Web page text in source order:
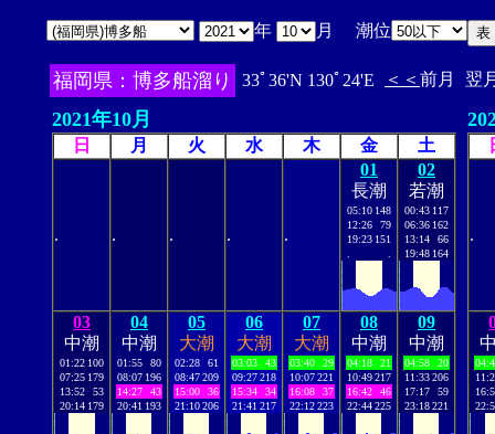
年 月 潮位
福岡県：博多船溜り 33ﾟ36'N 130ﾟ24'E ＜＜ 前月 翌
2021年10月
日 月 火 水 木 金 土
. . . . .
01
長潮
05:10 148
12:26
79
19:23 151
02
若潮
00:43 117
06:36 162
13:14
66
19:48 164
03
中潮
01:22 100
07:25 179
13:52
53
20:14 179
04
中潮
01:55
80
08:07 196
14:27
43
20:41 193
05
大潮
02:28
61
08:47209
15:00
36
21:10206
06
大潮
03:03
43
09:27218
15:34
34
21:41 217
07
大潮
03:40
29
10:07221
16:08
37
22:12223
08
中潮
04:18
21
10:49217
16:42
46
22:44225
09
中潮
04:58
20
11:33206
17:17
59
23:18221
.